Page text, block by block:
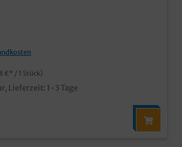
reinigennach dem Ende der
recycelbar
€* / 1 Stück)
Lieferzeit: 1-3 Tage